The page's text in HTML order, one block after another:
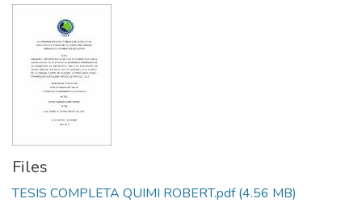
Files
TESIS COMPLETA QUIMI ROBERT.pdf(4.56 MB)